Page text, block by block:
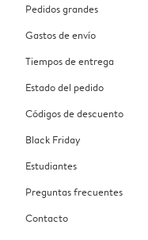
Pedidos grandes
Gastos de envío
Tiempos de entrega
Estado del pedido
Códigos de descuento
Black Friday
Estudiantes
Preguntas frecuentes
Contacto